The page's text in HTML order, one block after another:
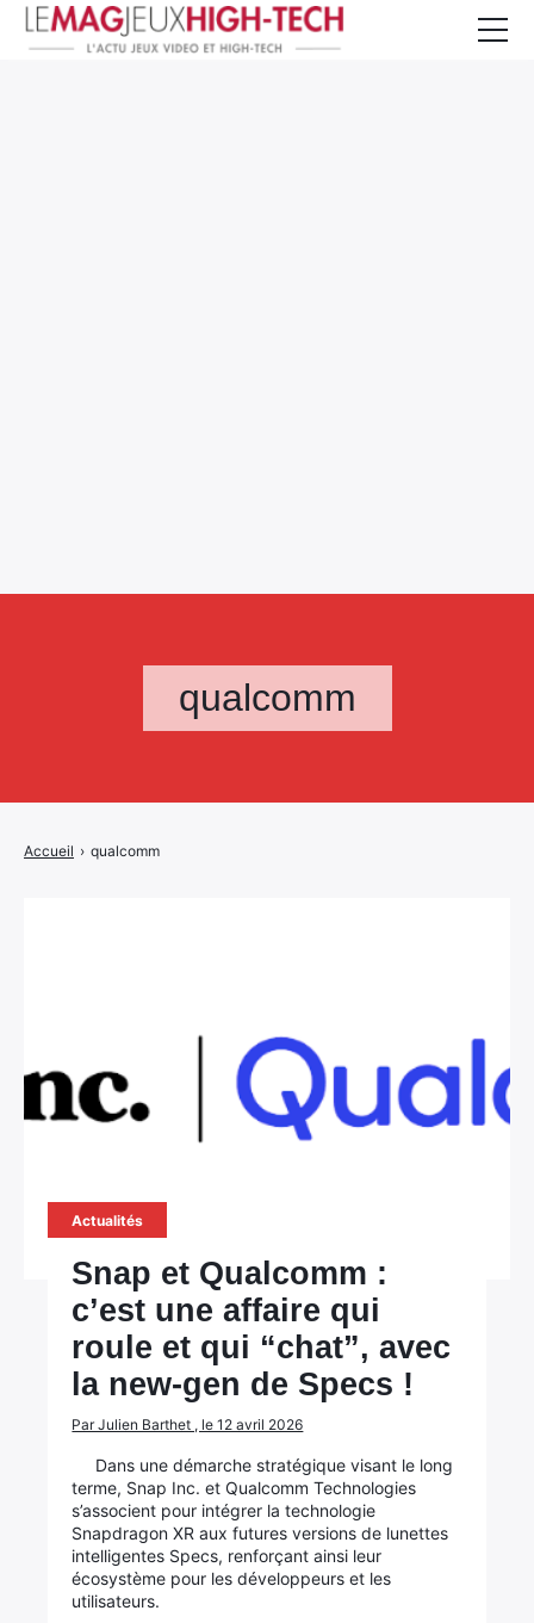
qualcomm
Accueil › qualcomm
Actualités
Snap et Qualcomm :
c’est une affaire qui
roule et qui “chat”, avec
la new-gen de Specs !
Par Julien Barthet , le 12 avril 2026
Dans une démarche stratégique visant le long
terme, Snap Inc. et Qualcomm Technologies
s’associent pour intégrer la technologie
Snapdragon XR aux futures versions de lunettes
intelligentes Specs, renforçant ainsi leur
écosystème pour les développeurs et les
utilisateurs.